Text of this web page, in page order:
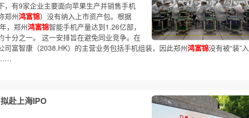
，有9家企业主要面向苹果生产并销售手机
郑州鸿富锦）没有纳入上市资产包。根据
，郑州鸿富锦智能手机产量达到1.26亿部，
十分之一。 这一安排旨在避免同业竞争。在
司富智康（2038.HK）的主营业务包括手机组装，因此郑州鸿富锦没有被“装”入
……
赴上海IPO